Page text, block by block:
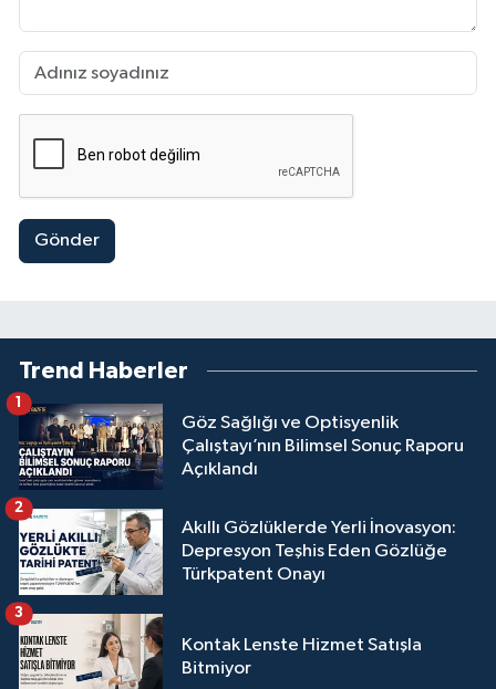
Gönder
Trend Haberler
Göz Sağlığı ve Optisyenlik
Çalıştayı’nın Bilimsel Sonuç Raporu
Açıklandı
1
Akıllı Gözlüklerde Yerli İnovasyon:
Depresyon Teşhis Eden Gözlüğe
Türkpatent Onayı
2
Kontak Lenste Hizmet Satışla
Bitmiyor
3